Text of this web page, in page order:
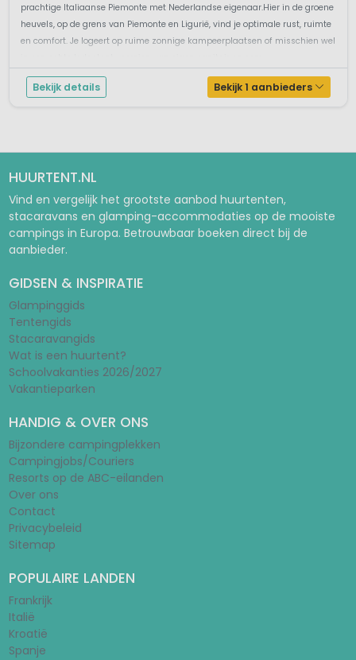
prachtige Italiaanse Piemonte met Nederlandse eigenaar.Hier in de groene
heuvels, op de grens van Piemonte en Ligurië, vind je optimale rust, ruimte
en comfort. Je logeert op ruime zonnige kampeerplaatsen of misschien wel
Bekijk details Bekijk 1 aanbieders
HUURTENT.NL
Vind en vergelijk het grootste aanbod huurtenten,
stacaravans en glamping-accommodaties op de mooiste
campings in Europa. Betrouwbaar boeken direct bij de
aanbieder.
GIDSEN & INSPIRATIE
Glampinggids
Tentengids
Stacaravangids
Wat is een huurtent?
Schoolvakanties 2026/2027
Vakantieparken
HANDIG & OVER ONS
Bijzondere campingplekken
Campingjobs/Couriers
Resorts op de ABC-eilanden
Over ons
Contact
Privacybeleid
Sitemap
POPULAIRE LANDEN
Frankrijk
Italië
Kroatië
Spanje